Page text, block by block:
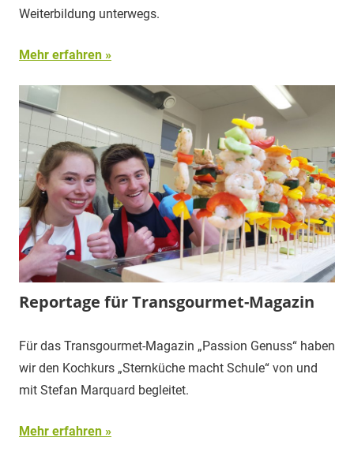
Weiterbildung unterwegs.
Mehr erfahren
Reportage für Transgourmet-Magazin
Für das Transgourmet-Magazin „Passion Genuss“ haben
wir den Kochkurs „Sternküche macht Schule“ von und
mit Stefan Marquard begleitet.
Mehr erfahren